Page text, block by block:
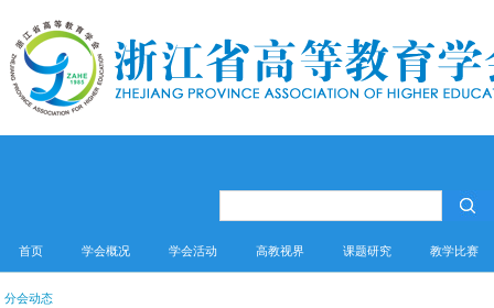
首页 学会概况 学会活动 高教视界 课题研究 教学比赛
分会动态